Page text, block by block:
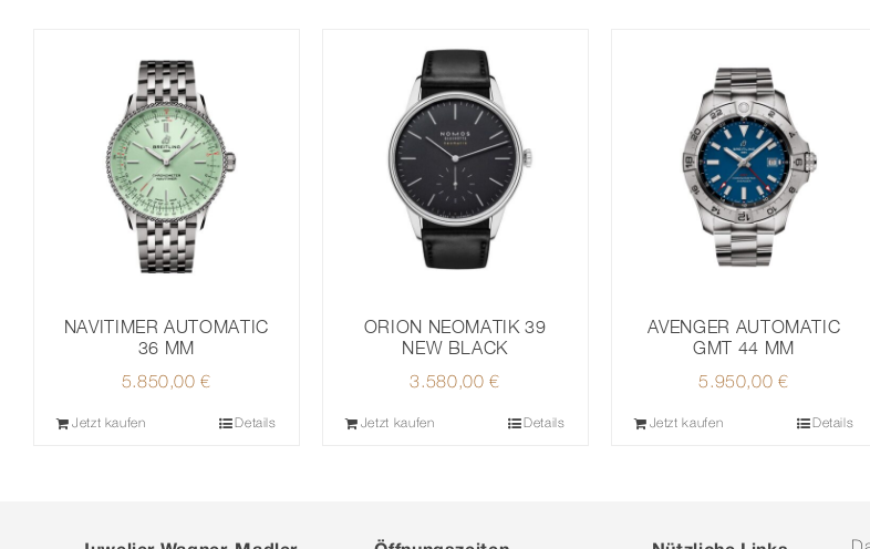
NAVITIMER AUTOMATIC
36 MM
5.850,00€
Jetzt kaufen Details
ORION NEOMATIK 39
NEW BLACK
3.580,00€
Jetzt kaufen Details
AVENGER AUTOMATIC
GMT 44 MM
5.950,00€
Jetzt kaufen Details